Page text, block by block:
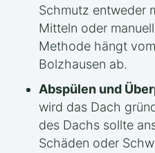
Schmutz entweder
Mitteln oder
Methode hängt
Bolzhausen ab.
Abspülen und
wird das Dach
des Dachs sollte
Schäden oder